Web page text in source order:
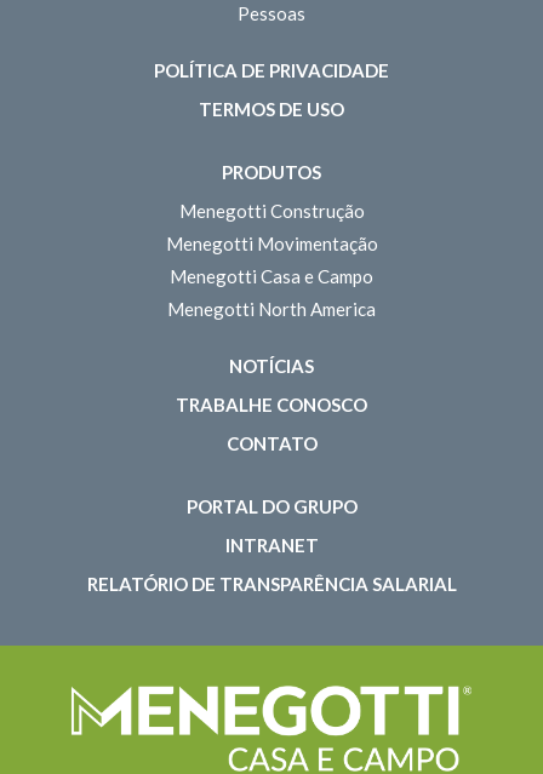
Pessoas
POLÍTICA DE PRIVACIDADE
TERMOS DE USO
PRODUTOS
Menegotti Construção
Menegotti Movimentação
Menegotti Casa e Campo
Menegotti North America
NOTÍCIAS
TRABALHE CONOSCO
CONTATO
PORTAL DO GRUPO
INTRANET
RELATÓRIO DE TRANSPARÊNCIA SALARIAL